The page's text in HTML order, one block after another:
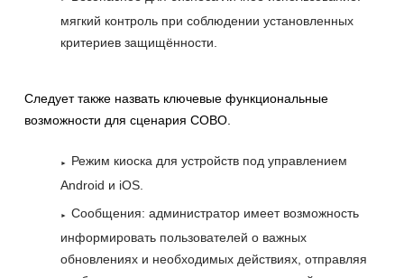
мягкий контроль при соблюдении установленных
критериев защищённости.
Следует также назвать ключевые функциональные
возможности для сценария COBO.
Режим киоска для устройств под управлением
Android и iOS.
Сообщения: администратор имеет возможность
информировать пользователей о важных
обновлениях и необходимых действиях, отправляя